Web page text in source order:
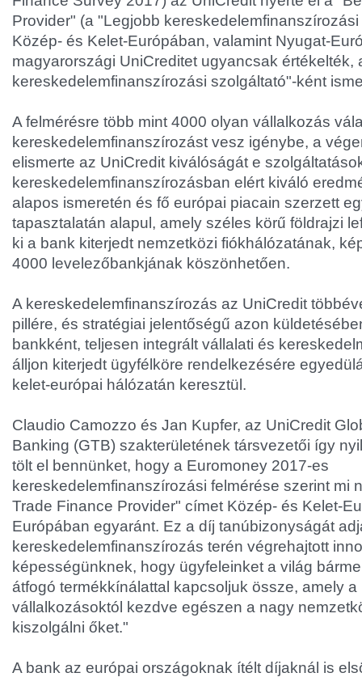
Provider" (a "Legjobb
Közép- és Kelet-Európában, valamint Nyugat-
magyarországi UniCreditet ugyancsak értékelték,
kereskedelemfinanszírozási szolgáltató"-ként
A felmérésre több mint 4000 olyan vállalkozás
kereskedelemfinanszírozást vesz igénybe, a
elismerte az UniCredit kiválóságát e
kereskedelemfinanszírozásban elért kiváló
alapos ismeretén és fő európai piacain szerzett
tapasztalatán alapul, amely széles körű földrajzi
ki a bank kiterjedt nemzetközi fiókhálózatának,
4000 levelezőbankjának köszönhetően.
A kereskedelemfinanszírozás az UniCredit
pillére, és stratégiai jelentőségű azon
bankként, teljesen integrált vállalati és
álljon kiterjedt ügyfélköre rendelkezésére
kelet-európai hálózatán keresztül.
Claudio Camozzo és Jan Kupfer, az UniCredit
Banking (GTB) szakterületének társvezetői így
tölt el bennünket, hogy a Euromoney 2017-es
kereskedelemfinanszírozási felmérése szerint mi
Trade Finance Provider" címet Közép- és Kelet-
Európában egyaránt. Ez a díj tanúbizonyságát
kereskedelemfinanszírozás terén végrehajtott
képességünknek, hogy ügyfeleinket a világ
átfogó termékkínálattal kapcsoljuk össze, amely a
vállalkozásoktól kezdve egészen a nagy
kiszolgálni őket."
A bank az európai országoknak ítélt díjaknál is